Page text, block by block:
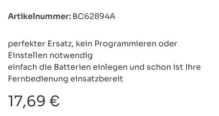
Artikelnummer:BC62894A
perfekter Ersatz, kein Programmieren oder
Einstellen notwendig
einfach die Batterien einlegen und schon ist Ihre
Fernbedienung einsatzbereit
17,69 €